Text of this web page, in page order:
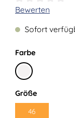
Bewerten
Sofort
Farbeauswählen
Weiß
Größeauswählen
46